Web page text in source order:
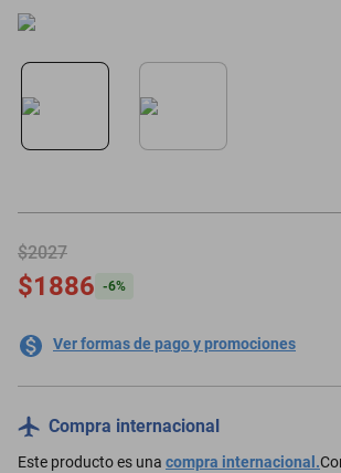
$2027
$1886 -6%
Ver formas de pago y promociones
Compra internacional
Este producto es una compra internacional.
motoneta